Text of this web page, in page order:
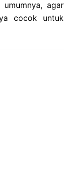
agar
cocok untuk